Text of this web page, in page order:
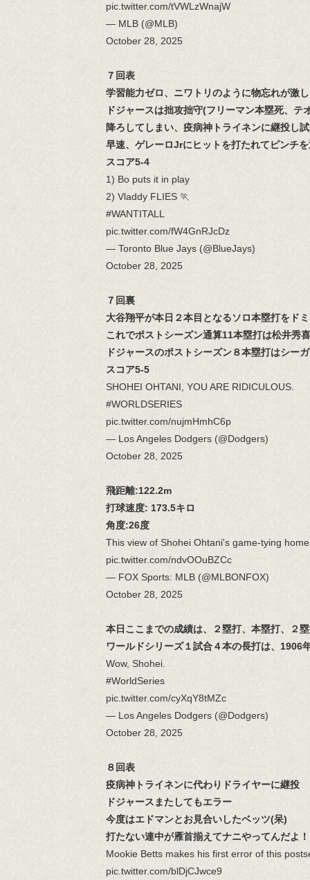
pic.twitter.com/tVWLzWnajW
— MLB (@MLB)
October 28, 2025
７回表
学習能力ゼロ、ニワトリのように物忘れが激
ドジャースは拙攻拙守(フリーマン本塁死、
降ろしてしまい、疫病神トライネンに継投し
早速、ゲレーロJrにヒットを打たれてピンチ
スコア5-4
1) Bo puts it in play
2) Vladdy FLIES 🏃
#WANTITALL
pic.twitter.com/fW4GnRJcDz
— Toronto Blue Jays (@BlueJays)
October 28, 2025
７回裏
大谷翔平が本日２本目となるソロ本塁打をド
これでポストシーズン通算11本塁打は松井秀
ドジャースのポストシーズン８本塁打はシー
スコア5-5
SHOHEI OHTANI, YOU ARE RIDICULOUS.
#WORLDSERIES
pic.twitter.com/nujmHmhC6p
— Los Angeles Dodgers (@Dodgers)
October 28, 2025
飛距離:122.2m
打球速度: 173.5キロ
角度:26度
This view of Shohei Ohtani's game-tying
pic.twitter.com/ndvOOuBZCc
— FOX Sports: MLB (@MLBONFOX)
October 28, 2025
本日ここまでの成績は、２塁打、本塁打、２
ワールドシリーズ１試合４本の長打は、1906
Wow, Shohei.
#WorldSeries
pic.twitter.com/cyXqY8tMZc
— Los Angeles Dodgers (@Dodgers)
October 28, 2025
８回表
疫病神トライネンに代わりドライヤーに継投
ドジャースまたしてもエラー
今度はエドマンとお見合いしたベッツ(呆)
打たない連中が雁首揃えてナニやってんだよ！
Mookie Betts makes his first error of this
pic.twitter.com/blDjCJwce9